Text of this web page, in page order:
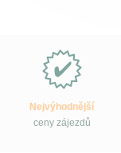
Slovensko.cz?
Nejvýhodnější
ceny zájezdů